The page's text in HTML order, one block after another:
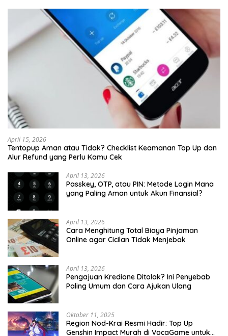
April 15, 2026
Tentopup Aman atau Tidak? Checklist Keamanan Top Up dan
Alur Refund yang Perlu Kamu Cek
April 13, 2026
Passkey, OTP, atau PIN: Metode Login Mana
yang Paling Aman untuk Akun Finansial?
April 13, 2026
Cara Menghitung Total Biaya Pinjaman
Online agar Cicilan Tidak Menjebak
April 13, 2026
Pengajuan Kredione Ditolak? Ini Penyebab
Paling Umum dan Cara Ajukan Ulang
Oktober 11, 2025
Region Nod-Krai Resmi Hadir: Top Up
Genshin Impact Murah di VocaGame untuk